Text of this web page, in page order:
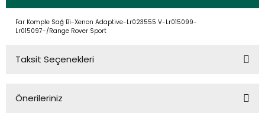
Far Komple Sağ Bi-Xenon Adaptive-Lr023555 V-Lr015099-
Lr015097-/Range Rover Sport
Taksit Seçenekleri
Önerileriniz